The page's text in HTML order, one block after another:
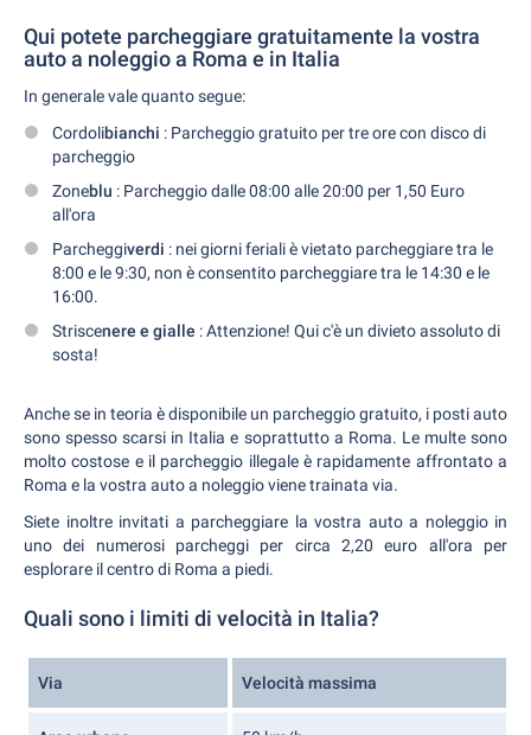
Qui potete parcheggiare gratuitamente la vostra
auto a noleggio a Roma e in Italia
In generale vale quanto segue:
Cordolibianchi : Parcheggio gratuito per tre ore con disco di
parcheggio
Zoneblu : Parcheggio dalle 08:00 alle 20:00 per 1,50 Euro
all'ora
Parcheggiverdi : nei giorni feriali è vietato parcheggiare tra le
8:00 e le 9:30, non è consentito parcheggiare tra le 14:30 e le
16:00.
Striscenere e gialle : Attenzione! Qui c'è un divieto assoluto di
sosta!
Anche se in teoria è disponibile un parcheggio gratuito, i posti auto
sono spesso scarsi in Italia e soprattutto a Roma. Le multe sono
molto costose e il parcheggio illegale è rapidamente affrontato a
Roma e la vostra auto a noleggio viene trainata via.
Siete inoltre invitati a parcheggiare la vostra auto a noleggio in
uno dei numerosi parcheggi per circa 2,20 euro all'ora per
esplorare il centro di Roma a piedi.
Quali sono i limiti di velocità in Italia?
Via Velocità massima